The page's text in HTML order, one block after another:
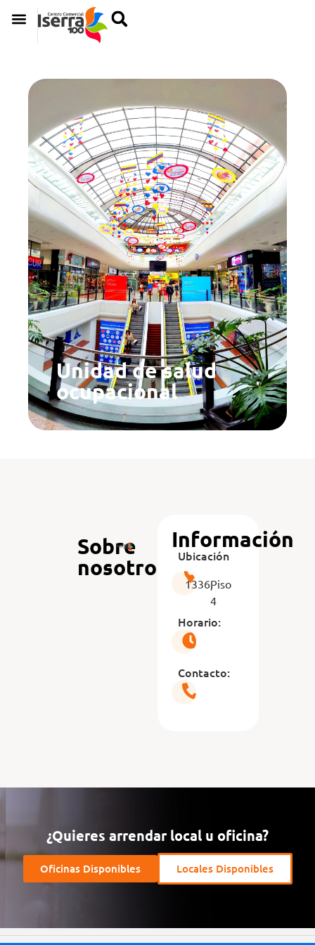
Unidad de salud
ocupacional
Sobre
nosotros
Información
Ubicación
1336,Piso
4
Horario:
Contacto:
¿Quieres arrendar local u oficina?
Oficinas Disponibles Locales Disponibles